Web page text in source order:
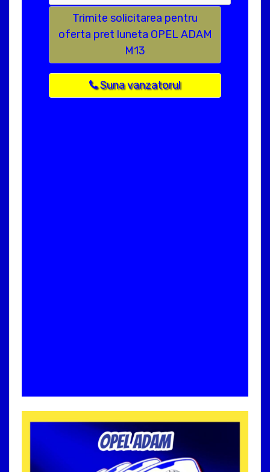
Trimite solicitarea pentru
oferta pret luneta OPEL ADAM
M13
Suna vanzatorul